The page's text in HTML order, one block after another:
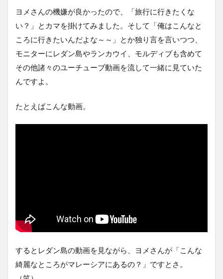
ヨメさんの機嫌が良かったので、「旅行に行きたくな
い？」とカマを掛けてみました。そして「俺はこんなと
ころに行きたいんだよな～～」とか独り言を言いつつ、
モニターにレダン島やランカウイ、モルディブも含めて
その他諸々のユーチューブ動画を流して一緒に見ていた
んですよ。
たとえばこんな動画。
するとレダン島の動画を見ながら、ヨメさんが「こんな
綺麗なところがマレーシアにあるの？」ですとさ。